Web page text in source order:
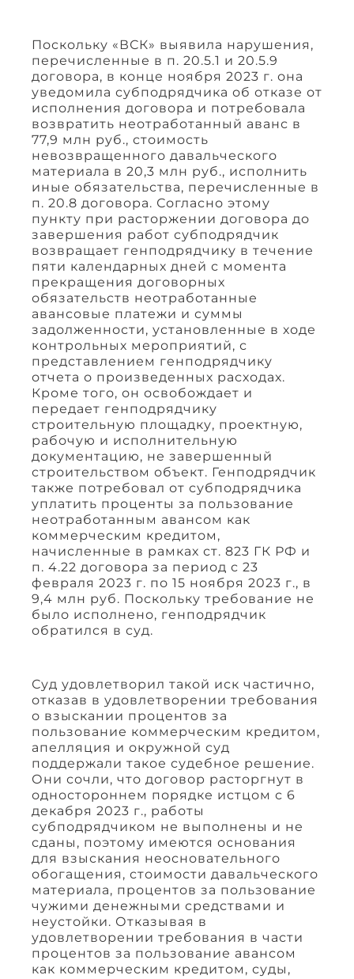
Поскольку «ВСК» выявила нарушения,
перечисленные в п. 20.5.1 и 20.5.9
договора, в конце ноября 2023 г. она
уведомила субподрядчика об отказе от
исполнения договора и потребовала
возвратить неотработанный аванс в
77,9 млн руб., стоимость
невозвращенного давальческого
материала в 20,3 млн руб., исполнить
иные обязательства, перечисленные в
п. 20.8 договора. Согласно этому
пункту при расторжении договора до
завершения работ субподрядчик
возвращает генподрядчику в течение
пяти календарных дней с момента
прекращения договорных
обязательств неотработанные
авансовые платежи и суммы
задолженности, установленные в ходе
контрольных мероприятий, с
представлением генподрядчику
отчета о произведенных расходах.
Кроме того, он освобождает и
передает генподрядчику
строительную площадку, проектную,
рабочую и исполнительную
документацию, не завершенный
строительством объект. Генподрядчик
также потребовал от субподрядчика
уплатить проценты за пользование
неотработанным авансом как
коммерческим кредитом,
начисленные в рамках ст. 823 ГК РФ и
п. 4.22 договора за период с 23
февраля 2023 г. по 15 ноября 2023 г., в
9,4 млн руб. Поскольку требование не
было исполнено, генподрядчик
обратился в суд.
Суд удовлетворил такой иск частично,
отказав в удовлетворении требования
о взыскании процентов за
пользование коммерческим кредитом,
апелляция и окружной суд
поддержали такое судебное решение.
Они сочли, что договор расторгнут в
одностороннем порядке истцом с 6
декабря 2023 г., работы
субподрядчиком не выполнены и не
сданы, поэтому имеются основания
для взыскания неосновательного
обогащения, стоимости давальческого
материала, процентов за пользование
чужими денежными средствами и
неустойки. Отказывая в
удовлетворении требования в части
процентов за пользование авансом
как коммерческим кредитом, суды,